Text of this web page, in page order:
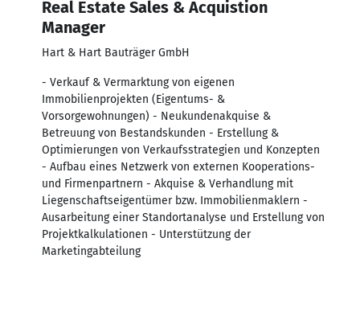
Real Estate Sales & Acquistion
Manager
Hart & Hart Bauträger GmbH
- Verkauf & Vermarktung von eigenen
Immobilienprojekten (Eigentums- &
Vorsorgewohnungen) - Neukundenakquise &
Betreuung von Bestandskunden - Erstellung &
Optimierungen von Verkaufsstrategien und Konzepten
- Aufbau eines Netzwerk von externen Kooperations-
und Firmenpartnern - Akquise & Verhandlung mit
Liegenschaftseigentümer bzw. Immobilienmaklern -
Ausarbeitung einer Standortanalyse und Erstellung von
Projektkalkulationen - Unterstützung der
Marketingabteilung